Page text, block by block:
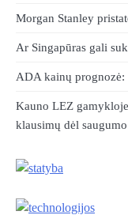
Morgan Stanley
Ar Singapūras gali
ADA kainų prognozė:
Kauno LEZ
klausimų dėl saugumo